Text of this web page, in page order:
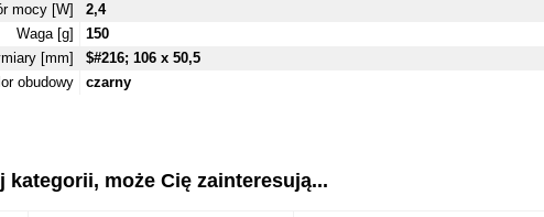
mocy [W]
2,4
Waga [g]
150
[mm]
$#216; 106 x 50,5
obudowy
czarny
kategorii, może Cię zainteresują...